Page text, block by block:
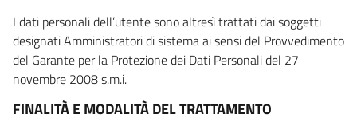
I dati personali dell’utente sono altresì trattati dai soggetti
designati Amministratori di sistema ai sensi del Provvedimento
del Garante per la Protezione dei Dati Personali del 27
novembre 2008 s.m.i.
FINALITÀ E MODALITÀ DEL TRATTAMENTO